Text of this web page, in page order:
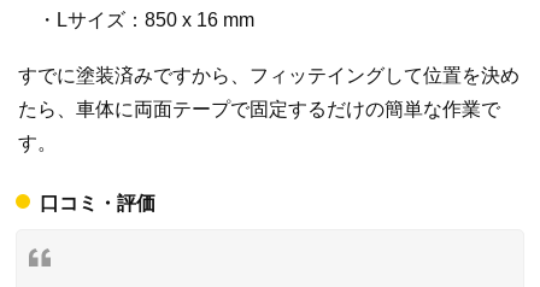
・Lサイズ：850 x 16 mm
すでに塗装済みですから、フィッテイングして位置を決め
たら、車体に両面テープで固定するだけの簡単な作業で
す。
口コミ・評価